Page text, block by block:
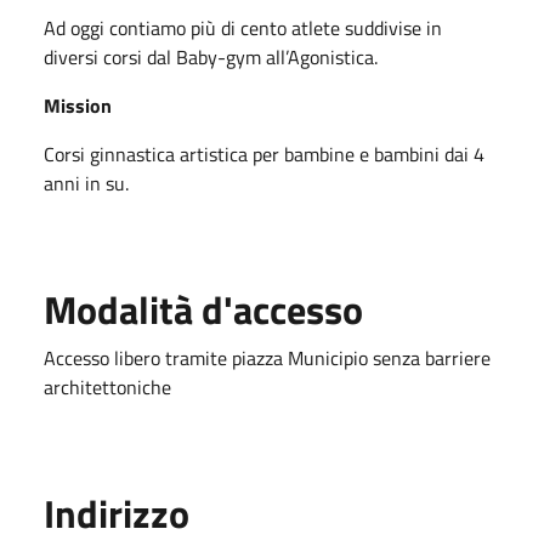
Ad oggi contiamo più di cento atlete suddivise in
diversi corsi dal Baby-gym all’Agonistica.
Mission
Corsi ginnastica artistica per bambine e bambini dai 4
anni in su.
Modalità d'accesso
Accesso libero tramite piazza Municipio senza barriere
architettoniche
Indirizzo